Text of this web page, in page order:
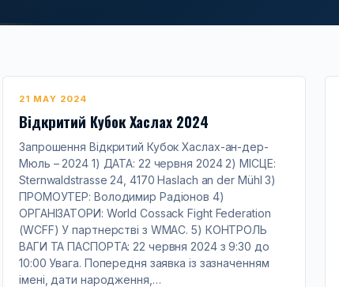
21 MAY 2024
Відкритий Кубок Хаслах 2024
Запрошення Відкритий Кубок Хаслах-ан-дер-
Мюль – 2024 1) ДАТА: 22 червня 2024 2) МІСЦЕ:
Sternwaldstrasse 24, 4170 Haslach an der Mühl 3)
ПРОМОУТЕР: Володимир Радіонов 4)
ОРГАНІЗАТОРИ: World Cossack Fight Federation
(WCFF) У партнерстві з WMAC. 5) КОНТРОЛЬ
ВАГИ ТА ПАСПОРТА: 22 червня 2024 з 9:30 до
10:00 Увага. Попередня заявка із зазначенням
імені, дати народження,…